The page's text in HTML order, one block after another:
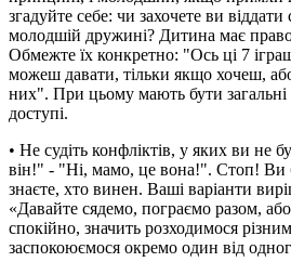
згадуйте себе: чи захочете ви
молодшій дружині? Дитина має право
Обмежте їх конкретно: "Ось ці 7
можеш давати, тільки якщо хочеш,
них". При цьому мають бути загальні
доступі.
• Не судіть конфліктів, у яких ви не
він!" - "Ні, мамо, це вона!". Стоп! Ви
знаєте, хто винен. Ваші варіанти
«Давайте сядемо, пограємо разом,
спокійно, значить розходимося
заспокоюємося окремо один від